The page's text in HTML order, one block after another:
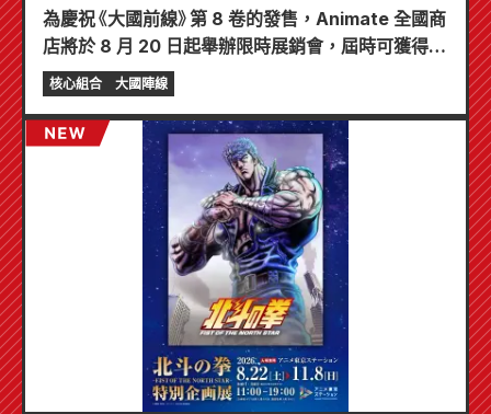
為慶祝《大國前線》第 8 卷的發售，Animate 全國商
店將於 8 月 20 日起舉辦限時展銷會，屆時可獲得特
製迷你卡片（共 4 種）！
核心組合 大國陣線